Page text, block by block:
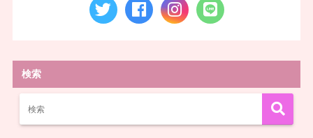
検索